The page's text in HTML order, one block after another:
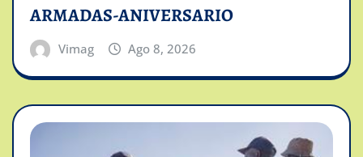
ARMADAS-ANIVERSARIO
Vimag Ago 8, 2026